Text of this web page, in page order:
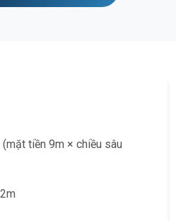
(mặt tiền 9m × chiều sâu
2m